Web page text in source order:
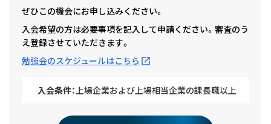
ぜひこの機会にお申し込みください。
入会希望の方は必要事項を記入して申請ください。審査のう
え登録させていただきます。
勉強会のスケジュールはこちら
入会条件：上場企業および上場相当企業の課長職以上